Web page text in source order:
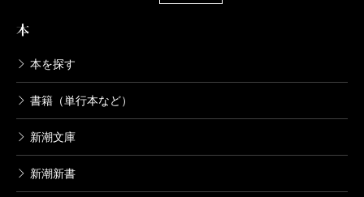
次に、何度も繰り返し読んでいる
江戸人』。
日本で制作される時代劇は、江戸時代のものが圧倒
本
本を探す
書籍（単行本など）
新潮文庫
新潮新書